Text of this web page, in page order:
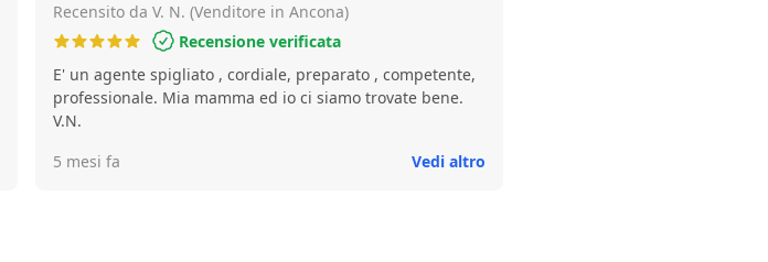
Antonelli Giuseppe)
Recensito da V. N. (Venditore in Ancona)
Recensione verificata
E' un agente spigliato , cordiale, preparato , competente,
professionale. Mia mamma ed io ci siamo trovate bene.
V.N.
5 mesi fa
Vedi altro